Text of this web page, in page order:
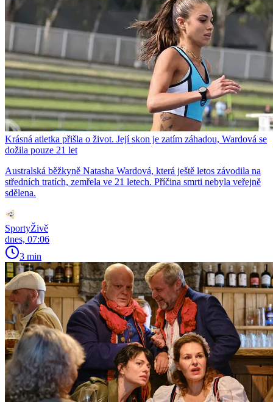
Krásná atletka přišla o život. Její skon je zatím záhadou, Wardová se
dožila pouze 21 let
Australská běžkyně Natasha Wardová, která ještě letos závodila na
středních tratích, zemřela ve 21 letech. Příčina smrti nebyla veřejně
sdělena.
SportyŽivě
dnes, 07:06
3 min